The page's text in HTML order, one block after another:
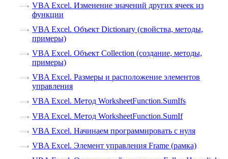
VBA Excel. Изменение значений других ячеек из
функции
VBA Excel. Объект Dictionary (свойства, методы,
примеры)
VBA Excel. Объект Collection (создание, методы,
примеры)
VBA Excel. Размеры и расположение элементов
управления
VBA Excel. Метод WorksheetFunction.SumIfs
VBA Excel. Метод WorksheetFunction.SumIf
VBA Excel. Начинаем программировать с нуля
VBA Excel. Элемент управления Frame (рамка)